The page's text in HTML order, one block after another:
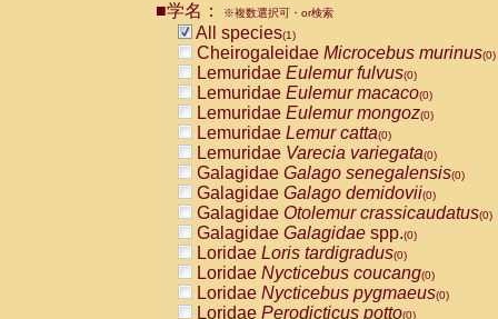
■学名： ※複数選択可・or検索
All species(1)
Cheirogaleidae Microcebus murinus(0)
Lemuridae Eulemur fulvus(0)
Lemuridae Eulemur macaco(0)
Lemuridae Eulemur mongoz(0)
Lemuridae Lemur catta(0)
Lemuridae Varecia variegata(0)
Galagidae Galago senegalensis(0)
Galagidae Galago demidovii(0)
Galagidae Otolemur crassicaudatus(0)
Galagidae Galagidae spp.(0)
Loridae Loris tardigradus(0)
Loridae Nycticebus coucang(0)
Loridae Nycticebus pygmaeus(0)
Loridae Perodicticus potto(0)